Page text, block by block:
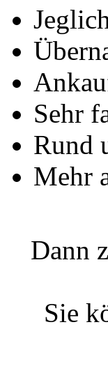
Sehr
Rund
Mehr
Dann
Sie